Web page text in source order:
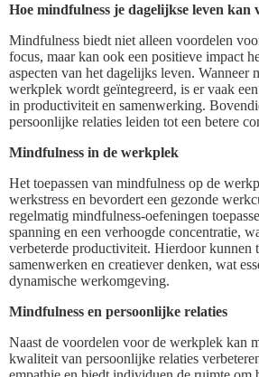
Hoe mindfulness je dagelijkse leven kan
Mindfulness biedt niet alleen voordelen
focus, maar kan ook een positieve impact
aspecten van het dagelijks leven. Wanneer
werkplek wordt geïntegreerd, is er vaak
in productiviteit en samenwerking.
persoonlijke relaties leiden tot een betere
Mindfulness in de werkplek
Het toepassen van mindfulness op de
werkstress en bevordert een gezonde
regelmatig mindfulness-oefeningen
spanning en een verhoogde concentratie,
verbeterde productiviteit. Hierdoor kunnen
samenwerken en creatiever denken, wat
dynamische werkomgeving.
Mindfulness en persoonlijke relaties
Naast de voordelen voor de werkplek kan
kwaliteit van persoonlijke relaties